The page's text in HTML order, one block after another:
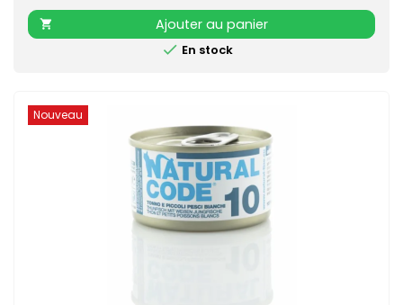

Ajouter au panier
 En stock
Nouveau